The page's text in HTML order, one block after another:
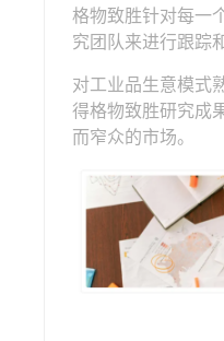
格物致胜针对每一
究团队来进行跟踪
对工业品生意模式
得格物致胜研究成
而窄众的市场。